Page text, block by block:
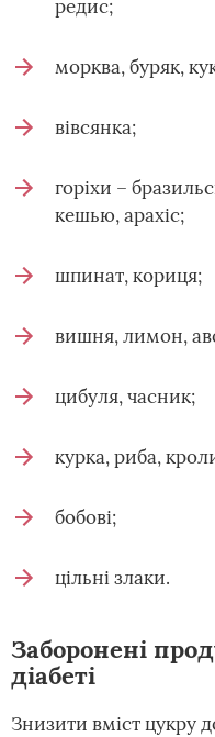
редис;
морква, буряк,
вівсянка;
горіхи –
кешью, арахіс;
шпинат, кориця;
вишня, лимон,
цибуля, часник;
курка, риба,
бобові;
цільні злаки.
Заборонені
діабеті
Знизити вміст цукру